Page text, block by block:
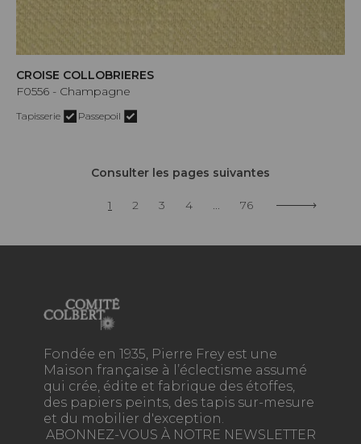
CROISE COLLOBRIERES
F0556 - Champagne
Tapisserie Passepoil
Consulter les pages suivantes
1 2 3 4 ... 76
Fondée en 1935, Pierre Frey est une
Maison française à l’éclectisme assumé
qui crée, édite et fabrique des étoffes,
des papiers peints, des tapis sur-mesure
et du mobilier d'exception.
ABONNEZ-VOUS À NOTRE NEWSLETTER